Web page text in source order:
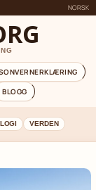
NORSK
BLOGG
VERDEN